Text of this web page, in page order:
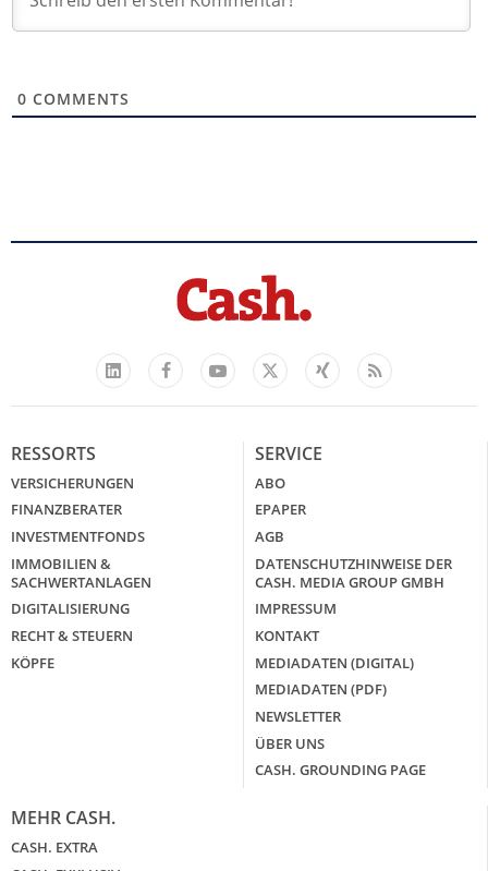
0 COMMENTS
LinkedIn
FacebookYouTube
X
Xing Feed
RESSORTS
VERSICHERUNGEN
FINANZBERATER
INVESTMENTFONDS
IMMOBILIEN &
SACHWERTANLAGEN
DIGITALISIERUNG
RECHT & STEUERN
KÖPFE
SERVICE
ABO
EPAPER
AGB
DATENSCHUTZHINWEISE DER
CASH. MEDIA GROUP GMBH
IMPRESSUM
KONTAKT
MEDIADATEN (DIGITAL)
MEDIADATEN (PDF)
NEWSLETTER
ÜBER UNS
CASH. GROUNDING PAGE
MEHR CASH.
CASH. EXTRA